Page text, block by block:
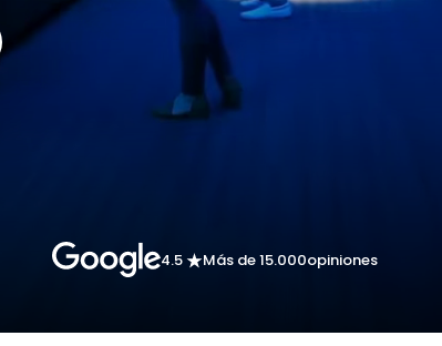
4.5 Más de 15.000opiniones